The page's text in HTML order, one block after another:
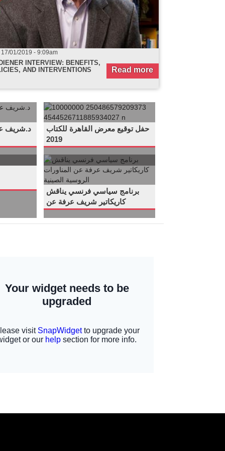
17/01/2019 - 9:09am
INTERVIEW: BENEFITS,
AND INTERVENTIONS
Read more
10000000
250486579209373
4544526711885934027
n
.
حفل توقيع معرض القاهرة للكتاب
2019
د.شريف
برنامج
سياسي
فرنسي
يناقش
كاريكاتير
عن
المناورات
الروسية
الصينية
.
برنامج سياسي فرنسي يناقش
كاريكاتير شريف عرفة عن
المناورات الروسية الصينية